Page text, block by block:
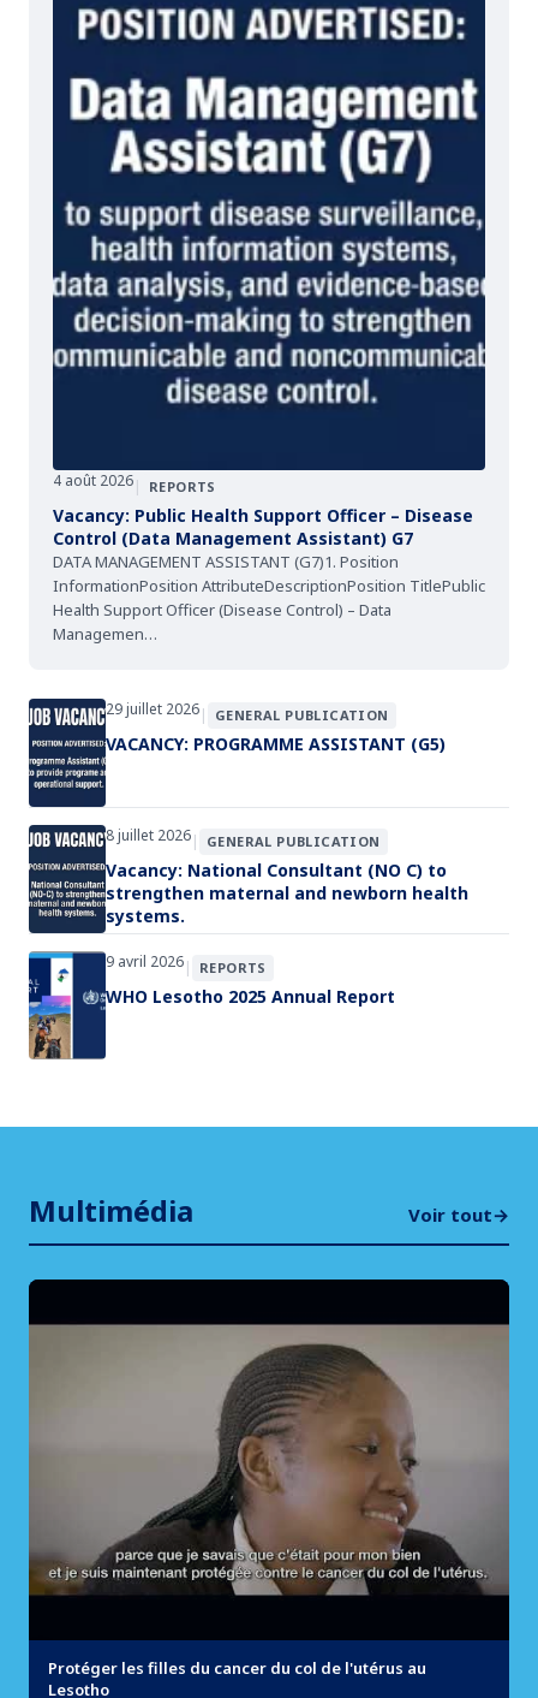
4 août 2026| REPORTS
Vacancy: Public Health Support Officer – Disease
Control (Data Management Assistant) G7
DATA MANAGEMENT ASSISTANT (G7)1. Position
InformationPosition AttributeDescriptionPosition TitlePublic
Health Support Officer (Disease Control) – Data
Managemen…
29 juillet 2026| GENERAL PUBLICATION
VACANCY: PROGRAMME ASSISTANT (G5)
8 juillet 2026| GENERAL PUBLICATION
Vacancy: National Consultant (NO C) to
strengthen maternal and newborn health
systems.
9 avril 2026| REPORTS
WHO Lesotho 2025 Annual Report
Multimédia Voir tout→
Protéger les filles du cancer du col de l'utérus au
Lesotho